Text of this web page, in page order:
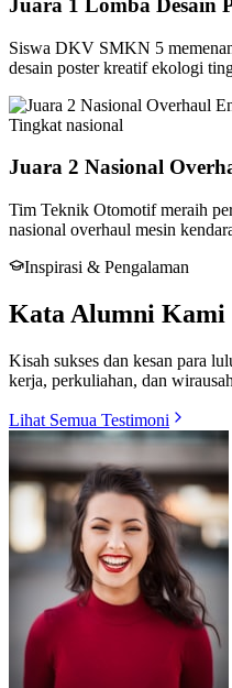
Juara 1 Lomba Desain
Siswa DKV SMKN 5
desain poster kreatif ekologi
Tingkat nasional
Juara 2 Nasional
Tim Teknik Otomotif meraih
nasional overhaul mesin
Inspirasi & Pengalaman
Kata Alumni Kami
Kisah sukses dan kesan para
kerja, perkuliahan, dan
Lihat Semua Testimoni